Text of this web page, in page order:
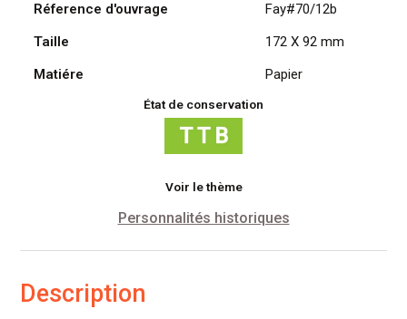
Réference d'ouvrage
Fay#70/12b
Taille
172 X 92 mm
Matiére
Papier
État de conservation
Voir le thème
Personnalités historiques
Description